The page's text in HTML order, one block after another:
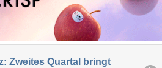
Zweites Quartal bringt